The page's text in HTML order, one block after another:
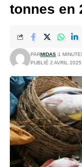
tonnes en
PARMIDAS 1
PUBLIÉ 2 AVRIL 2025